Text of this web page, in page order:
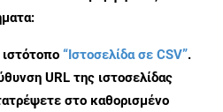
“Ιστοσελίδα σε CSV”.
URL της ιστοσελίδας
στο καθορισμένο